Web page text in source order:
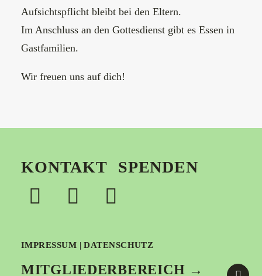
Aufsichtspflicht bleibt bei den Eltern.
Im Anschluss an den Gottesdienst gibt es Essen in
Gastfamilien.
Wir freuen uns auf dich!
KONTAKT SPENDEN
IMPRESSUM |DATENSCHUTZ
MITGLIEDERBEREICH →